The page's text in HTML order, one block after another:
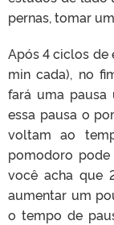
pernas, tomar
Após 4 ciclos de
min cada), no
fará uma pausa
essa pausa o
voltam ao
pomodoro pode
você acha que
aumentar um
o tempo de